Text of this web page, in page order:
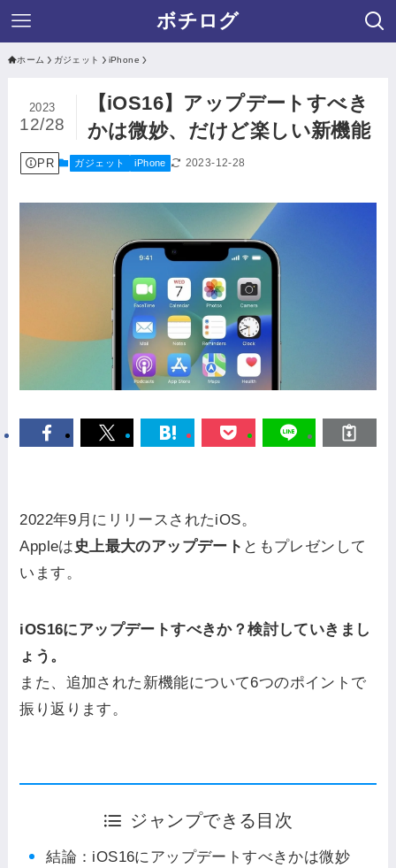
ボチログ
ホーム ガジェット iPhone
【iOS16】アップデートすべき
かは微妙、だけど楽しい新機能
2023
12/28
PR ガジェット iPhone 2023-12-28
2022年9月にリリースされたiOS。
Appleは 史上最大のアップデート ともプレゼンして
います。
iOS16にアップデートすべきか？検討していきまし
ょう。
また、追加された新機能について6つのポイントで
振り返ります。
ジャンプできる目次
結論：iOS16にアップデートすべきかは微妙